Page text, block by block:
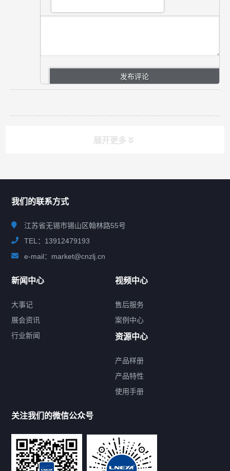
展开更多
提交您的需求，免费获取产品资料
--亦可拨打我们的24小时服务咨询热线--
13912479193
我们的联系方式
江苏省无锡市锡山区翰林路55号
TEL：13912479193
e-mail：market@cnzlj.cn
新闻中心
大事记
展会资讯
行业新闻
视频中心
售后服务
案例中心
资源中心
产品样册
产品特性
使用手册
关注我们的微信公众号